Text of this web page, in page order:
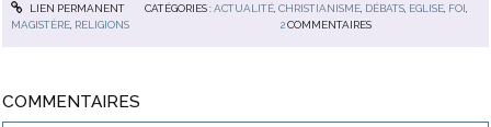
LIEN PERMANENT CATÉGORIES :ACTUALITÉ, CHRISTIANISME, DÉBATS, EGLISE, FOI
MAGISTÈRE RELIGIONS 2 COMMENTAIRES
COMMENTAIRES